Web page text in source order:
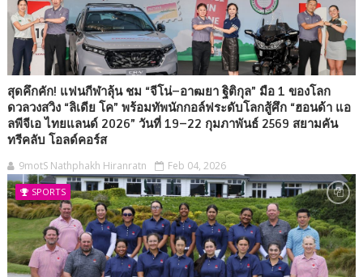
สุดคึกคัก! แฟนกีฬาลุ้น ชม “จีโน่–อาฒยา ฐิติกุล” มือ 1 ของโลก
ดวลวงสวิง “ลิเดีย โค” พร้อมทัพนักกอล์ฟระดับโลกสู้ศึก “ฮอนด้า แอ
ลพีจีเอ ไทยแลนด์ 2026” วันที่ 19–22 กุมภาพันธ์ 2569 สยามคัน
ทรีคลับ โอลด์คอร์ส
9motS Nathphakh Hiranratn Feb 04, 2026
SPORTS